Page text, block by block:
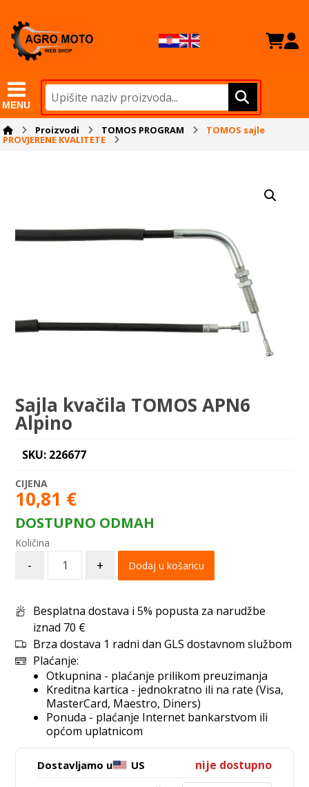
MENU
Proizvodi TOMOS PROGRAM TOMOS sajle
PROVJERENE KVALITETE
Sajla kvačila TOMOS APN6
Alpino
SKU: 226677
10,81 €
DOSTUPNO ODMAH
- + Dodaj u košaricu
Besplatna dostava i 5% popusta za narudžbe
iznad 70 €
Brza dostava 1 radni dan GLS dostavnom službom
Plaćanje:
Otkupnina - plaćanje prilikom preuzimanja
Kreditna kartica - jednokratno ili na rate (Visa,
MasterCard, Maestro, Diners)
Ponuda - plaćanje Internet bankarstvom ili
općom uplatnicom
Dostavljamo u US
nije dostupno